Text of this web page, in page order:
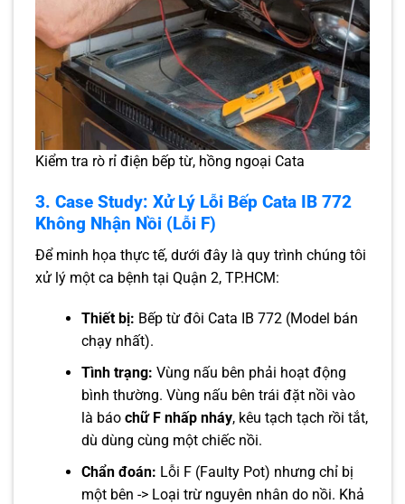
Kiểm tra rò rỉ điện bếp từ, hồng ngoại Cata
3. Case Study: Xử Lý Lỗi Bếp Cata IB 772
Không Nhận Nồi (Lỗi F)
Để minh họa thực tế, dưới đây là quy trình chúng tôi
xử lý một ca bệnh tại Quận 2, TP.HCM:
Thiết bị: Bếp từ đôi Cata IB 772 (Model bán
chạy nhất).
Tình trạng: Vùng nấu bên phải hoạt động
bình thường. Vùng nấu bên trái đặt nồi vào
là báo chữ F nhấp nháy, kêu tạch tạch rồi tắt,
dù dùng cùng một chiếc nồi.
Chẩn đoán: Lỗi F (Faulty Pot) nhưng chỉ bị
một bên -> Loại trừ nguyên nhân do nồi. Khả